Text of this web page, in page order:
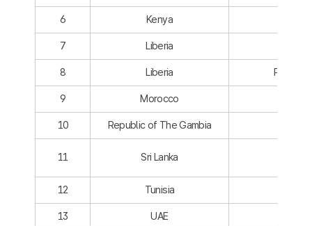
6 Kenya
7 Liberia
8 Liberia
9 Morocco
10 Republic of The Gambia
11 Sri Lanka
12 Tunisia
13 UAE